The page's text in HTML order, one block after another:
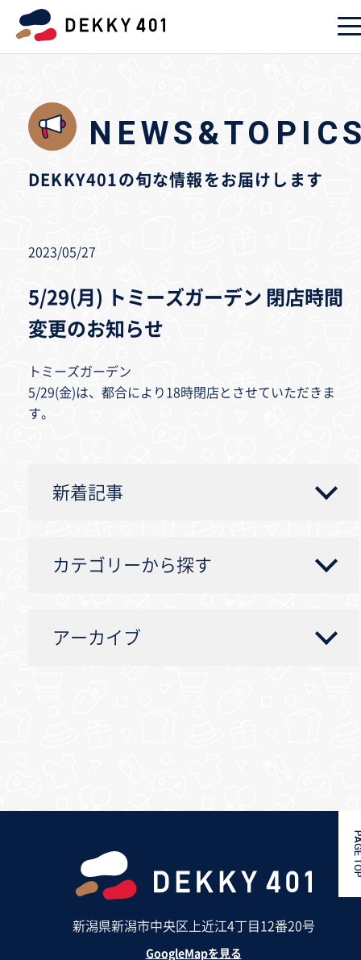
DEKKY401の旬な情報をお届けします
2023/05/27
5/29(月) トミーズガーデン 閉店時間
変更のお知らせ
トミーズガーデン
5/29(金)は、都合により18時閉店とさせていただきま
す。
新着記事
カテゴリーから探す
アーカイブ
新潟県新潟市中央区上近江4丁目12番20号
GoogleMapを見る